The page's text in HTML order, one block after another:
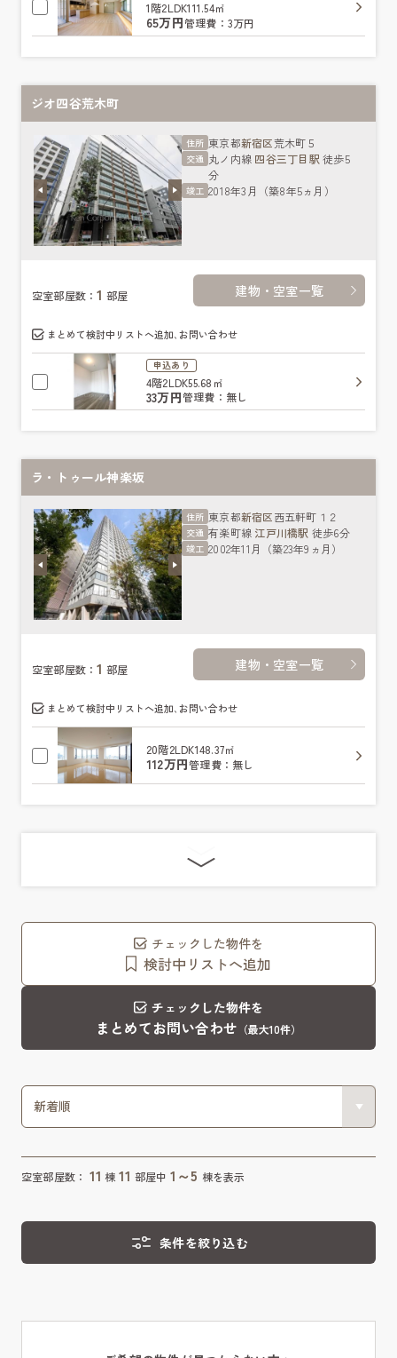
1階2LDK111.54㎡
65万円管理費：3万円
ジオ四谷荒木町
住所 東京都新宿区荒木町５
交通 丸ノ内線 四谷三丁目駅 徒歩5
分
竣工 2018年3月（築8年5ヵ月）
空室部屋数：1 部屋 建物・空室一覧
まとめて検討中リストへ追加､お問い合わせ
申込あり
4階2LDK55.68㎡
33万円管理費：無し
ラ・トゥール神楽坂
住所 東京都新宿区西五軒町１２
交通 有楽町線 江戸川橋駅 徒歩6分
竣工 2002年11月（築23年9ヵ月）
空室部屋数：1 部屋 建物・空室一覧
まとめて検討中リストへ追加､お問い合わせ
20階2LDK148.37㎡
112万円管理費：無し
チェックした物件を
検討中リストへ追加
チェックした物件を
まとめてお問い合わせ （最大10件）
空室部屋数： 11 棟 11 部屋中 1～5 棟を表示
条件を絞り込む